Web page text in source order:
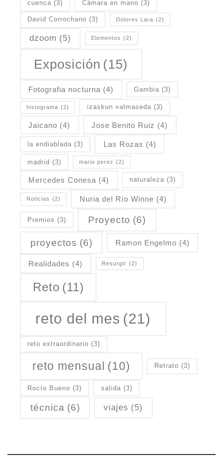
cuenca (3) Cámara en mano (3)
David Corrochano (3) Dolores Lara (2)
dzoom (5) Elementos (2)
Exposición (15)
Fotografia nocturna (4) Gambia (3)
histograma (2) izaskun valmaseda (3)
Jaicano (4) Jose Benito Ruiz (4)
la endiablada (3) Las Rozas (4)
madrid (3) mario perez (2)
Mercedes Conesa (4) naturaleza (3)
Noticias (2) Nuria del Río Winne (4)
Premios (3) Proyecto (6)
proyectos (6) Ramon Engelmo (4)
Realidades (4) Resurgir (2)
Reto (11)
reto del mes (21)
reto extraordinario (3)
reto mensual (10) Retrato (3)
Rocío Bueno (3) salida (3)
técnica (6) viajes (5)